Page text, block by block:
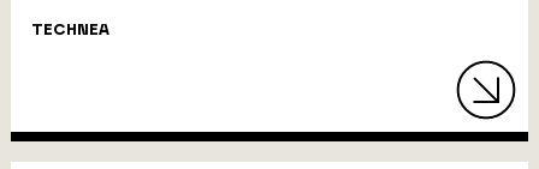
TECHNEA